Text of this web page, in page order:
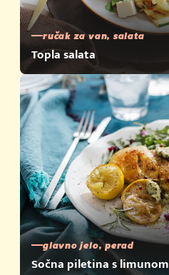
ručak za van, salata
Topla salata
glavno jelo, perad
Sočna piletina s limunom